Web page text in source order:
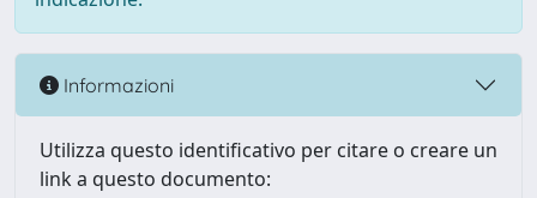
Informazioni
Utilizza questo identificativo per citare o creare un
link a questo documento: